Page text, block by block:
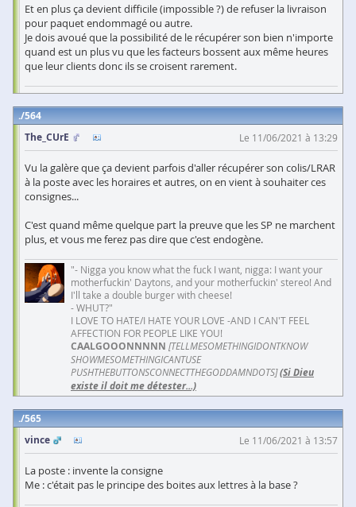
Et en plus ça devient difficile (impossible ?) de refuser la livraison
pour paquet endommagé ou autre.
Je dois avoué que la possibilité de le récupérer son bien n'importe
quand est un plus vu que les facteurs bossent aux même heures
que leur clients donc ils se croisent rarement.
564
The_CUrE
Le 11/06/2021 à 13:29
Vu la galère que ça devient parfois d'aller récupérer son colis/LRAR
à la poste avec les horaires et autres, on en vient à souhaiter ces
consignes...
C'est quand même quelque part la preuve que les SP ne marchent
plus, et vous me ferez pas dire que c'est endogène.
"- Nigga you know what the fuck I want, nigga: I want your
motherfuckin' Daytons, and your motherfuckin' stereo! And
I'll take a double burger with cheese!
- WHUT?"
I LOVE TO HATE/I HATE YOUR LOVE -AND I CAN'T FEEL
AFFECTION FOR PEOPLE LIKE YOU!
CAALGOOONNNNN [TELLMESOMETHINGIDONTKNOW
SHOWMESOMETHINGICANTUSE
PUSHTHEBUTTONSCONNECTTHEGODDAMNDOTS](Si Dieu
existe il doit me détester...)
565
vince
Le 11/06/2021 à 13:57
La poste : invente la consigne
Me : c'était pas le principe des boites aux lettres à la base ?